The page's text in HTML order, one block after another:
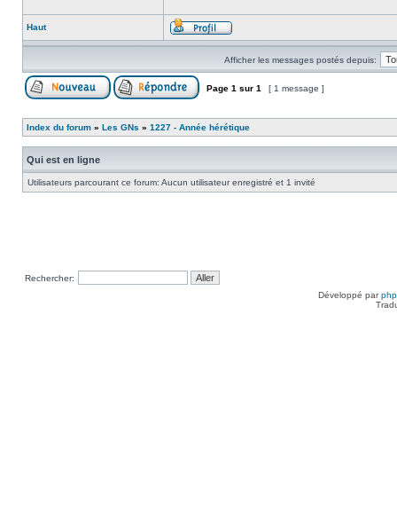
Haut
Afficher les messages postés depuis:
Page 1 sur 1 [ 1 message ]
Index du forum » Les GNs » 1227 - Année hérétique
Qui est en ligne
Utilisateurs parcourant ce forum: Aucun utilisateur enregistré et 1 invité
Rechercher:
Développé par